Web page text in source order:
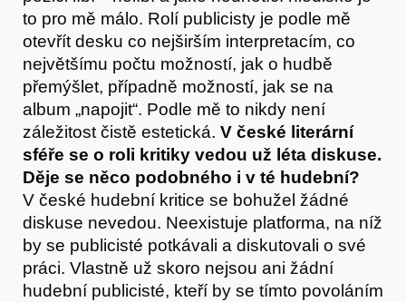
Předplatné
to pro mě málo. Rolí publicisty je podle mě
otevřít desku co nejširším interpretacím, co
největšímu počtu možností, jak o hudbě
přemýšlet, případně možností, jak se na
album „napojit“. Podle mě to nikdy není
záležitost čistě estetická. V české literární
sféře se o roli kritiky vedou už léta diskuse.
Děje se něco podobného i v té hudební?
V české hudební kritice se bohužel žádné
diskuse nevedou. Neexistuje platforma, na níž
by se publicisté potkávali a diskutovali o své
práci. Vlastně už skoro nejsou ani žádní
hudební publicisté, kteří by se tímto povoláním